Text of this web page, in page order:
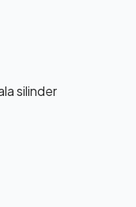
silinder